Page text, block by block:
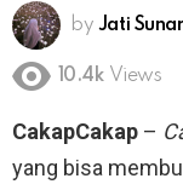
by Jati
10.4k Views
CakapCakap –
yang bisa